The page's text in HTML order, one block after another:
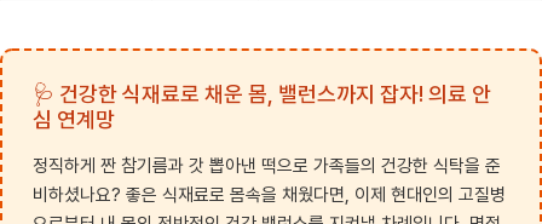
🩺 건강한 식재료로 채운 몸, 밸런스까지 잡자! 의료 안
심 연계망
정직하게 짠 참기름과 갓 뽑아낸 떡으로 가족들의 건강한 식탁을 준
비하셨나요? 좋은 식재료로 몸속을 채웠다면, 이제 현대인의 고질병